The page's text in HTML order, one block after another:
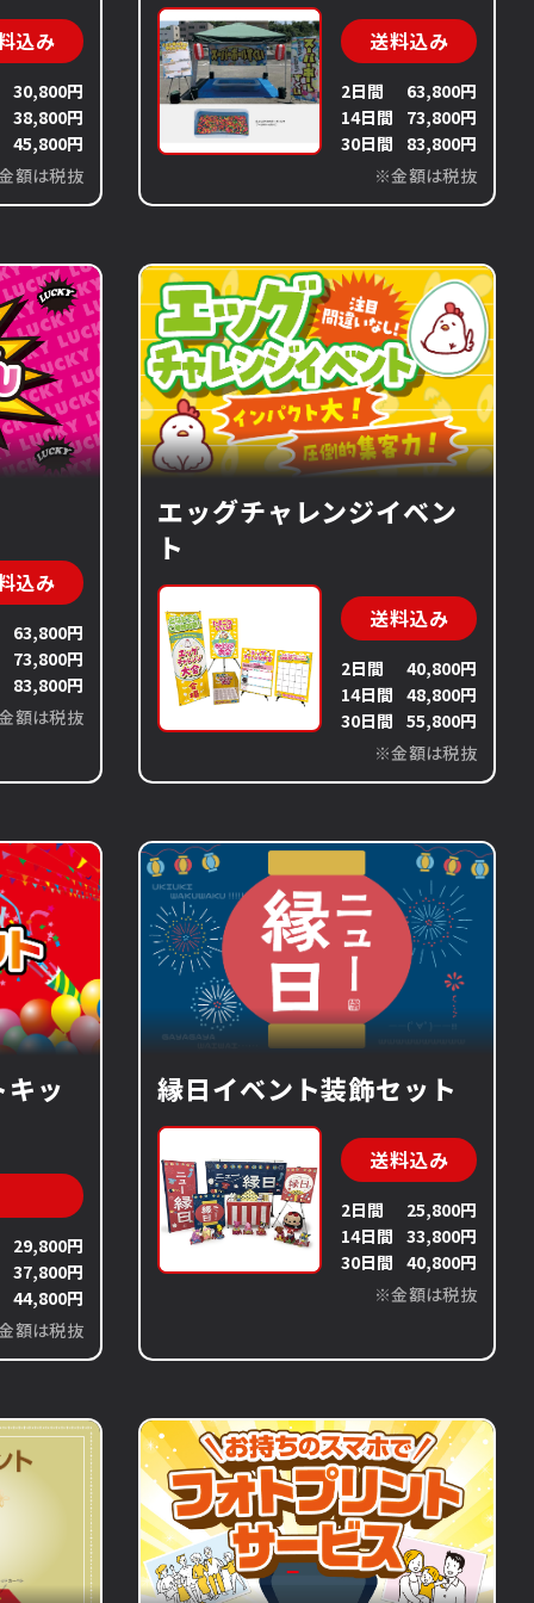
込み
30,800円
38,800円
45,800円
額は税抜
送料込み
2日間
63,800円
14日間
73,800円
30日間
83,800円
※金額は税抜
込み
63,800円
73,800円
83,800円
額は税抜
エッグチャレンジイベン
ト
送料込み
2日間
40,800円
14日間 48,800円
30日間 55,800円
※金額は税抜
ッ
29,800円
37,800円
44,800円
額は税抜
縁日イベント装飾セット
送料込み
2日間
25,800円
14日間 33,800円
30日間 40,800円
※金額は税抜